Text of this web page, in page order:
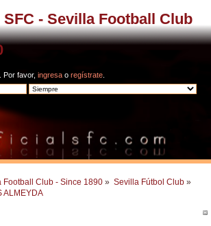
- Sevilla Football Club
. Por favor, ingresa o regístrate
Football Club - Since 1890 » Sevilla Fútbol Club »
ALMEYDA